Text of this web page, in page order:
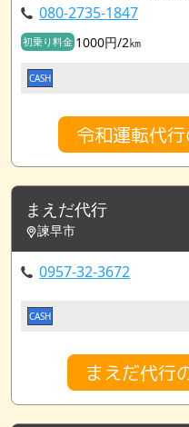
080-2735-1847
初乗り料金 1000円/2㎞
CASH
令和運転代
まえだ代行
諫早市
0957-32-3672
CASH
まえだ代行